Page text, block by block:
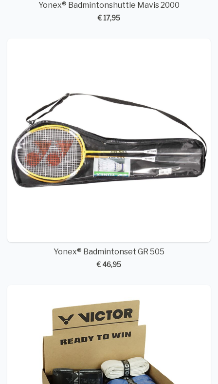
Yonex® Badmintonshuttle Mavis 2000
€ 17,95
Yonex® Badmintonset GR 505
€ 46,95